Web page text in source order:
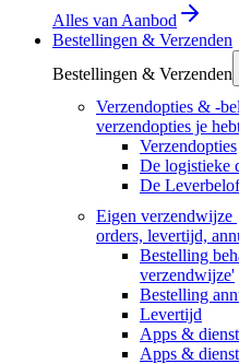
Alles van Aanbod
Bestellingen & Verzenden
Bestellingen & Verzenden
Verzendopties & -
verzendopties je
Verzendopties
De logistieke
De
Eigen verzendwijze
orders, levertijd,
Bestelling
verzendwijze'
Bestelling
Levertijd
Apps &
Apps &